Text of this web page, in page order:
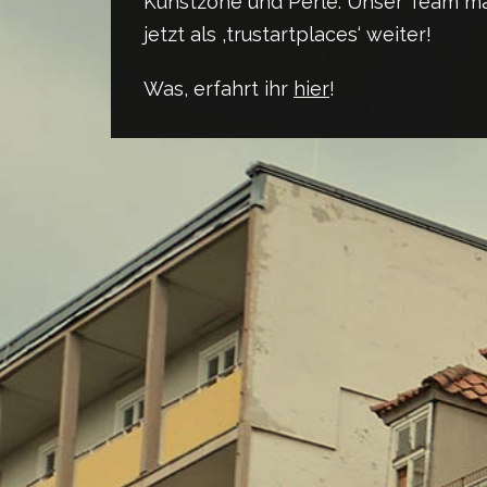
jetzt als ‚trustartplaces‘ weiter!
Was, erfahrt ihr hier!